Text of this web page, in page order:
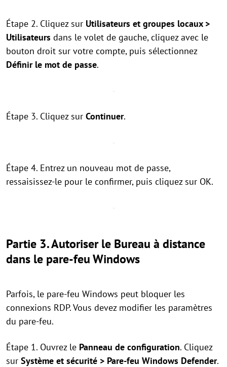
Étape 2. Cliquez sur Utilisateurs et groupes locaux >
Utilisateurs dans le volet de gauche, cliquez avec le
bouton droit sur votre compte, puis sélectionnez
Définir le mot de passe.
Étape 3. Cliquez sur Continuer.
Étape 4. Entrez un nouveau mot de passe,
ressaisissez-le pour le confirmer, puis cliquez sur OK.
Partie 3. Autoriser le Bureau à distance
dans le pare-feu Windows
Parfois, le pare-feu Windows peut bloquer les
connexions RDP. Vous devez modifier les paramètres
du pare-feu.
Étape 1. Ouvrez le Panneau de configuration. Cliquez
sur Système et sécurité > Pare-feu Windows Defender.